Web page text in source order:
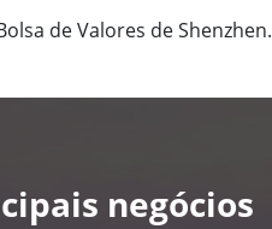
de Valores de Shenzhen.
negócios